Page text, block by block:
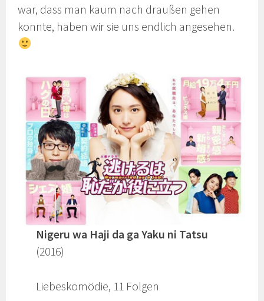
war, dass man kaum nach draußen gehen
konnte, haben wir sie uns endlich angesehen.
Nigeru wa Haji da ga Yaku ni Tatsu
(2016)
Liebeskomödie, 11 Folgen